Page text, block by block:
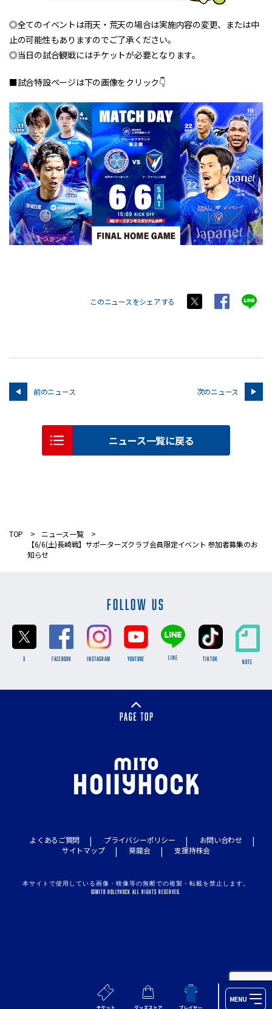
MENU
◎全てのイベントは雨天・荒天の場合は実施内容の変更、または中
止の可能性もありますのでご了承ください。
◎当日の試合観戦にはチケットが必要となります。
■試合特設ページは下の画像をクリック👇
このニュースをシェアする
前のニュース 次のニュース
ニュース一覧に戻る
TOP
ニュース一覧
【6/6(土)長崎戦】サポーターズクラブ会員限定イベント 参加者募集のお
知らせ
FOLLOW US
X FACEBOOK INSTAGRAM YOUTUBE LINE TikTok NOTE
よくあるご質問 プライバシーポリシー
お問い合わせ
サイトマップ
葵龍会 支援持株会
本サイトで使用している画像・映像等の無断での複製・転載を禁止します。
©MITO HOLLYHOCK ALL RIGHTS RESERVED.